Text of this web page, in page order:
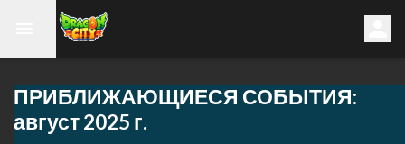
ПРИБЛИЖАЮЩИЕСЯ СОБЫТИЯ:
август 2025 г.